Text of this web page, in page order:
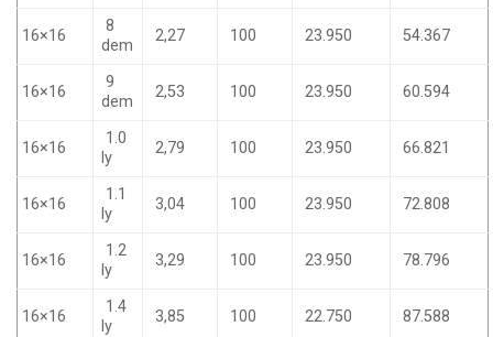
16×16
8
dem
2,27 100 23.950 54.367
16×16
9
dem
2,53 100 23.950 60.594
16×16
1.0
ly
2,79 100 23.950 66.821
16×16
1.1
ly
3,04 100 23.950 72.808
16×16
1.2
ly
3,29 100 23.950 78.796
16×16
1.4
ly
3,85 100 22.750 87.588